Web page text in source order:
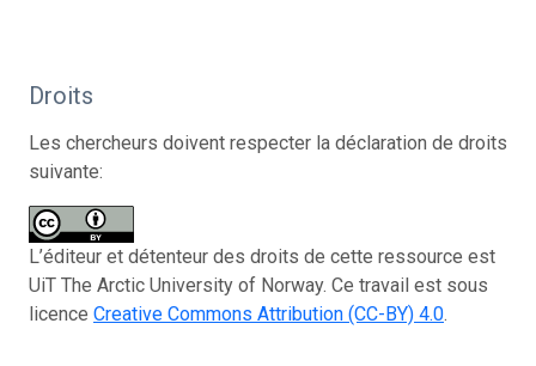
Droits
Les chercheurs doivent respecter la déclaration de droits
suivante:
L’éditeur et détenteur des droits de cette ressource est
UiT The Arctic University of Norway. Ce travail est sous
licence Creative Commons Attribution (CC-BY) 4.0.